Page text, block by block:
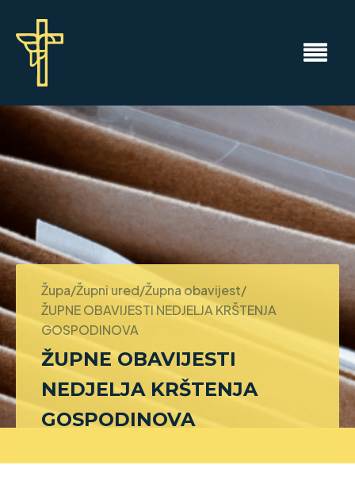
Župa/Župni ured/Župna obavijest/
ŽUPNE OBAVIJESTI NEDJELJA KRŠTENJA
GOSPODINOVA
ŽUPNE OBAVIJESTI
NEDJELJA KRŠTENJA
GOSPODINOVA